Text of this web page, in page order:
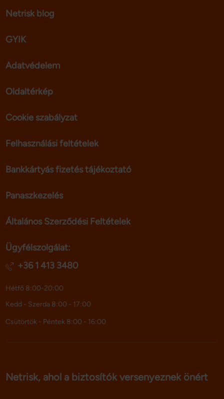
Netrisk blog
GYIK
Adatvédelem
Oldaltérkép
Cookie szabályzat
Felhasználási feltételek
Bankkártyás fizetés tájékoztató
Panaszkezelés
Általános Szerződési Feltételek
Ügyfélszolgálat:
+36 1 413 3480
Hétfő 8:00-20:00
Kedd - Szerda 8:00 - 17:00
Csütörtök - Péntek 8:00 - 16:00
Netrisk, ahol a biztosítók versenyeznek önért